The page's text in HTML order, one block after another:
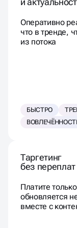
Оперативно
что в тренде,
из потока
БЫСТРО
Таргетинг
без переплат
Платите
обновляется
вместе с